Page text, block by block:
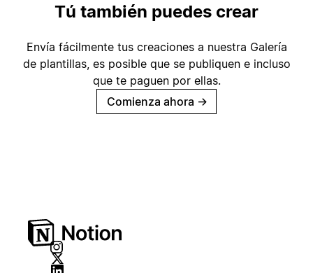
Tú también puedes crear
Envía fácilmente tus creaciones a nuestra Galería
de plantillas, es posible que se publiquen e incluso
que te paguen por ellas.
Comienza ahora →